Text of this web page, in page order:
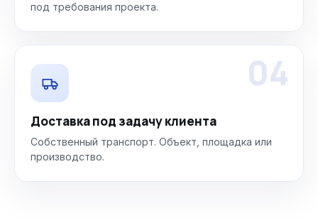
под требования проекта.
04
Доставка под задачу клиента
Собственный транспорт. Объект, площадка или
производство.